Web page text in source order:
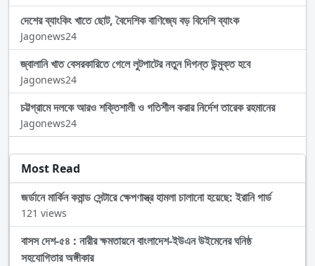
দেশের ব্যাংকিং খাতে ছোট, বৈদেশিক বাণিজ্যে বড় বিদেশি ব্যাংক
Jagonews24
জ্বালানি খাত বেসরকারিতে গেলে লুটপাটের নতুন দিগন্ত উন্মুক্ত হবে
Jagonews24
চট্টগ্রামে দলকে আরও শক্তিশালী ও গতিশীল করার নির্দেশ তারেক রহমানের
Jagonews24
Most Read
জর্ডানে মার্কিন কমান্ড সেন্টারে ক্ষেপণাস্ত্র হামলা চালানো হয়েছে: ইরানি গার্ড
121 views
বাসস দেশ-৫৪ : নারীর ক্ষমতায়নে বাংলাদেশ-ইউএন উইমেনের ঘনিষ্ঠ
সহযোগিতার অঙ্গীকার